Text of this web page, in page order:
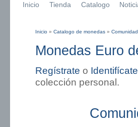
Inicio Tienda Catalogo
Inicio » Catalogo de monedas »
Monedas Euro
Regístrate o Identifícate
colección personal.